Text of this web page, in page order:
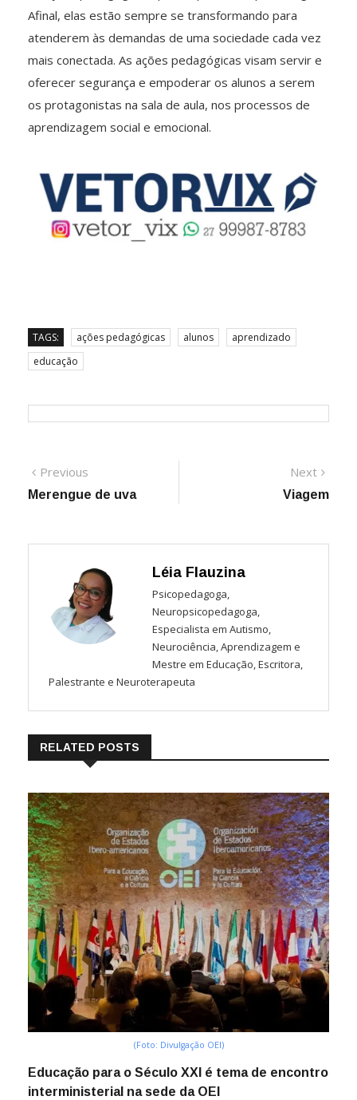
Afinal, elas estão sempre se transformando para
atenderem às demandas de uma sociedade cada vez
mais conectada. As ações pedagógicas visam servir e
oferecer segurança e empoderar os alunos a serem
os protagonistas na sala de aula, nos processos de
aprendizagem social e emocional.
TAGS: ações pedagógicas alunos
aprendizado
educação
Navegação
de
Previous
post:
Merengue de uva
Next
post:
Viagem
Léia Flauzina
Psicopedagoga,
Neuropsicopedagoga,
Especialista em Autismo,
Neurociência, Aprendizagem e
Mestre em Educação, Escritora,
Palestrante e Neuroterapeuta
RELATED POSTS
(Foto: Divulgação OEI)
Educação para o Século XXI é tema de encontro
interministerial na sede da OEI